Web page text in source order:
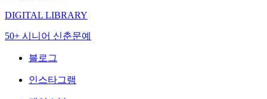
DIGITAL LIBRARY
50+ 시니어 신춘문예
블로그
인스타그램